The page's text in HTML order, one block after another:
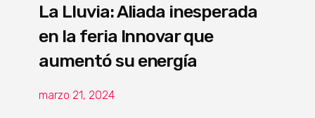
La Lluvia: Aliada inesperada
en la feria Innovar que
aumentó su energía
marzo 21, 2024